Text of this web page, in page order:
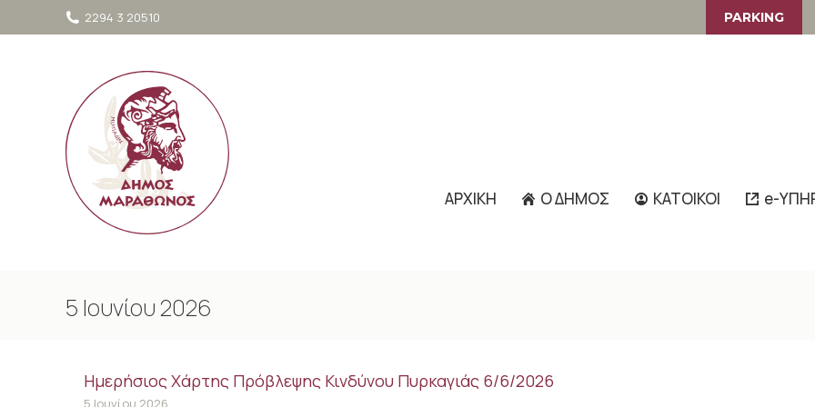
περιεχόμενο2294 3 20510 PARKING
ΑΡΧΙΚΗ Ο ΔΗΜΟΣ ΚΑΤΟΙΚΟΙ e-
5 Ιουνίου 2026
Ημερήσιος Χάρτης Πρόβλεψης Κινδύνου Πυρκαγιάς 6/6/2026
5 Ιουνίου 2026